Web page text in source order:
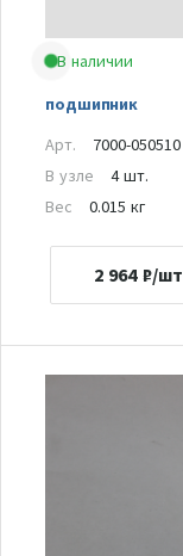
В наличии
подшипник
Арт.
7000-050510
В узле
4 шт.
Вес
0.015 кг
2 964 ₽/шт